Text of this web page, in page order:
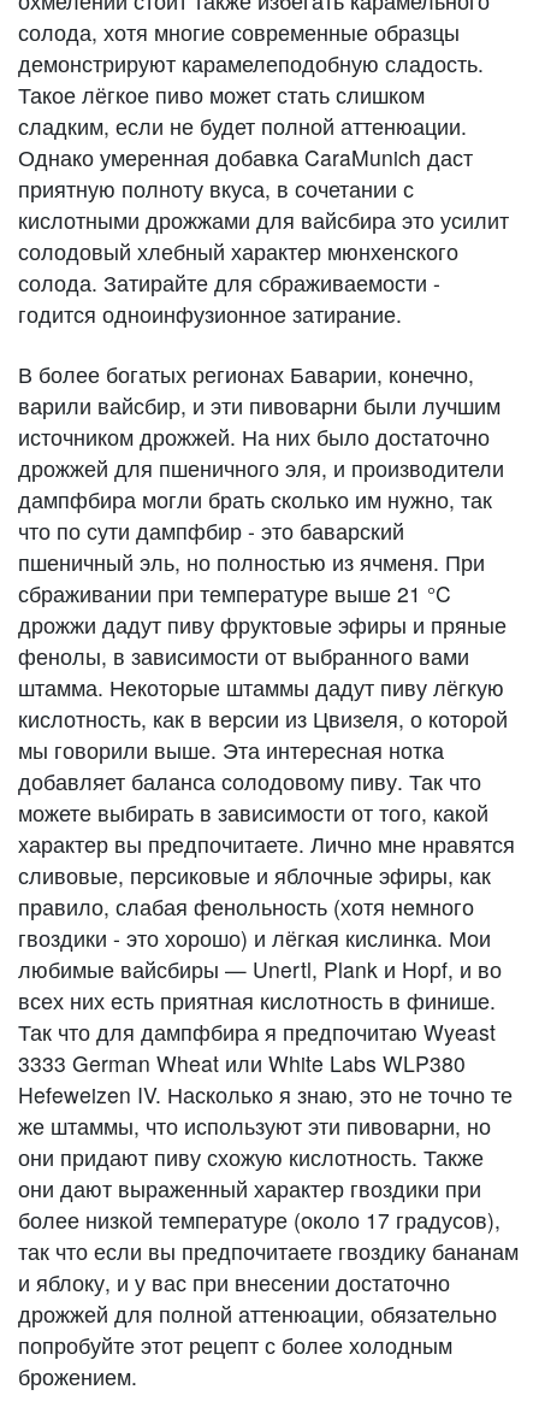
солода, хотя многие современные образцы
демонстрируют карамелеподобную сладость.
Такое лёгкое пиво может стать слишком
сладким, если не будет полной аттенюации.
Однако умеренная добавка CaraMunich даст
приятную полноту вкуса, в сочетании с
кислотными дрожжами для вайсбира это усилит
солодовый хлебный характер мюнхенского
солода. Затирайте для сбраживаемости -
годится одноинфузионное затирание.
В более богатых регионах Баварии, конечно,
варили вайсбир, и эти пивоварни были лучшим
источником дрожжей. На них было достаточно
дрожжей для пшеничного эля, и производители
дампфбира могли брать сколько им нужно, так
что по сути дампфбир - это баварский
пшеничный эль, но полностью из ячменя. При
сбраживании при температуре выше 21 °C
дрожжи дадут пиву фруктовые эфиры и пряные
фенолы, в зависимости от выбранного вами
штамма. Некоторые штаммы дадут пиву лёгкую
кислотность, как в версии из Цвизеля, о которой
мы говорили выше. Эта интересная нотка
добавляет баланса солодовому пиву. Так что
можете выбирать в зависимости от того, какой
характер вы предпочитаете. Лично мне нравятся
сливовые, персиковые и яблочные эфиры, как
правило, слабая фенольность (хотя немного
гвоздики - это хорошо) и лёгкая кислинка. Мои
любимые вайсбиры — Unertl, Plank и Hopf, и во
всех них есть приятная кислотность в финише.
Так что для дампфбира я предпочитаю Wyeast
3333 German Wheat или White Labs WLP380
Hefeweizen IV. Насколько я знаю, это не точно те
же штаммы, что используют эти пивоварни, но
они придают пиву схожую кислотность. Также
они дают выраженный характер гвоздики при
более низкой температуре (около 17 градусов),
так что если вы предпочитаете гвоздику бананам
и яблоку, и у вас при внесении достаточно
дрожжей для полной аттенюации, обязательно
попробуйте этот рецепт с более холодным
брожением.